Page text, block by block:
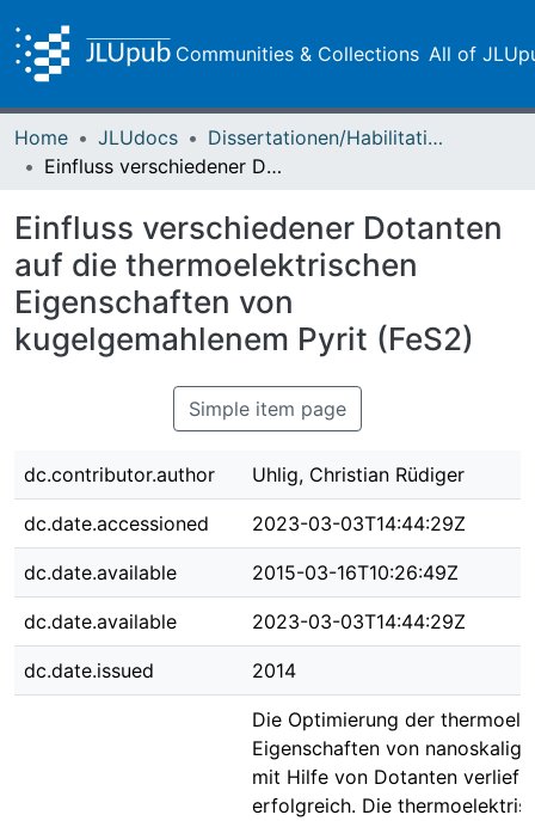
Communities & Collections All of
Home JLUdocs
Dissertationen/Habilitationen
Einfluss verschiedener Dotanten auf die thermoelektrischen Eigenschaften von kugelgemahlenem Pyrit (FeS2)
Einfluss verschiedener Dotanten
auf die thermoelektrischen
Eigenschaften von
kugelgemahlenem Pyrit (FeS2)
Simple item page
dc.contributor.author Uhlig, Christian Rüdiger
dc.date.accessioned 2023-03-03T14:44:29Z
dc.date.available 2015-03-16T10:26:49Z
dc.date.available 2023-03-03T14:44:29Z
dc.date.issued 2014
Die Optimierung der
Eigenschaften von
mit Hilfe von Dotanten verlief
erfolgreich. Die